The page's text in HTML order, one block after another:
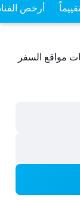
أرخص
مواقع السفر